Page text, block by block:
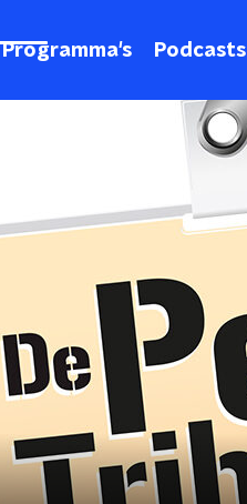
Programma's Podcasts